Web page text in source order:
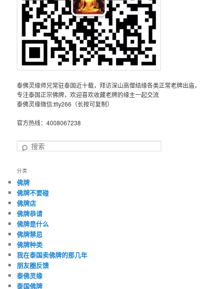
泰佛灵缘师兄常驻泰国近十载，拜访深山高僧结缘各类正常老牌出庙，
专注泰国正宗佛牌，欢迎喜欢收藏老牌的缘主一起交流
泰佛灵缘微信:tfly266（长按可复制）
官方热线：4008067238
搜
分类
佛牌
佛牌不要碰
佛牌店
佛牌恭请
佛牌是什么
佛牌禁忌
佛牌种类
我在泰国卖佛牌的那几年
朋友圈反馈
泰佛灵缘
泰国佛牌